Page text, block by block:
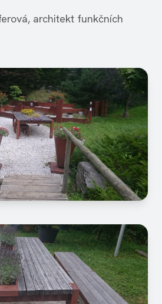
architekt funkčních